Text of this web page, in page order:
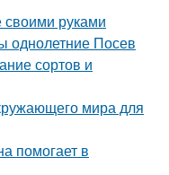
своими руками
однолетние Посев
сортов и
мира для
помогает в